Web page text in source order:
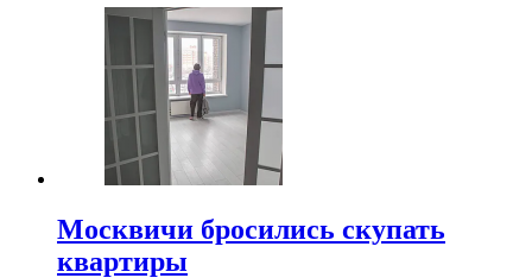
Москвичи бросились скупать
квартиры